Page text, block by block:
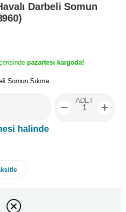
Darbeli Somun
pazartesi kargoda!
Somun Sıkma
halinde
ADET